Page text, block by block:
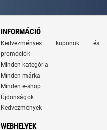
INFORMÁCIÓ
Kedvezményes kuponok és
promóciók
Minden kategória
Minden márka
Minden e-shop
Újdonságok
Kedvezmények
WEBHELYEK